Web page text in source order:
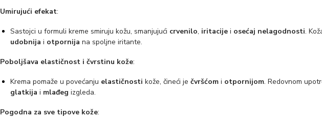
Umirujući efekat:
Sastojci u formuli kreme smiruju kožu, smanjujući crvenilo, iritacije i osećaj nelagodnosti.
udobnija i otpornija na spoljne iritante.
Poboljšava elastičnost i čvrstinu kože:
Krema pomaže u povećanju elastičnosti kože, čineći je čvršćom i otpornijom. Redovnom
glatkija i mlađeg izgleda.
Pogodna za sve tipove kože: